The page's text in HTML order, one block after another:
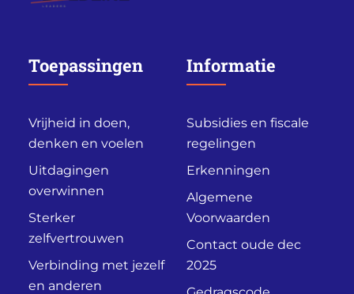
Toepassingen
Vrijheid in doen,
denken en voelen
Uitdagingen
overwinnen
Sterker
zelfvertrouwen
Verbinding met jezelf
en anderen
Informatie
Subsidies en fiscale
regelingen
Erkenningen
Algemene
Voorwaarden
Contact oude dec
2025